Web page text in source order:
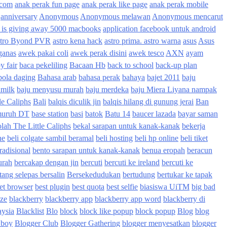
anak perak fun page anak perak like page anak perak mobile
anniversary Anonymous Anonymous melawan Anonymous mencarut
is giving away 5000 macbooks application facebook untuk android
Byond PVR astro kena hack astro prima. astro warna asus Asus
awek pakai coli awek perak disini awek tesco AXN ayam
fair baca pekeliling Bacaan Hb back to school back-up plan
daging Bahasa arab bahasa perak bahaya bajet 2011 baju
baju menyusu murah baju merdeka baju Miera Liyana nampak
Caliphs Bali balqis diculik jin balqis hilang di gunung jerai Ban
DT base station basi batok Batu 14 baucer lazada bayar saman
The Little Caliphs bekal sarapan untuk kanak-kanak bekerja
beli colgate sambil beramal beli hosting beli hp online beli tiket
bento sarapan untuk kanak-kanak benua eropah beracun
bercakap dengan jin bercuti bercuti ke ireland bercuti ke
selepas bersalin Bersekedudukan bertudung bertukar ke tapak
browser best plugin best quota best selfie biasiswa UiTM big bad
blackberry blackberry app blackberry app word blackberry di
Blacklist Blo block block like popup block popup Blog blog
Blogger Club Blogger Gathering blogger menyesatkan blogger